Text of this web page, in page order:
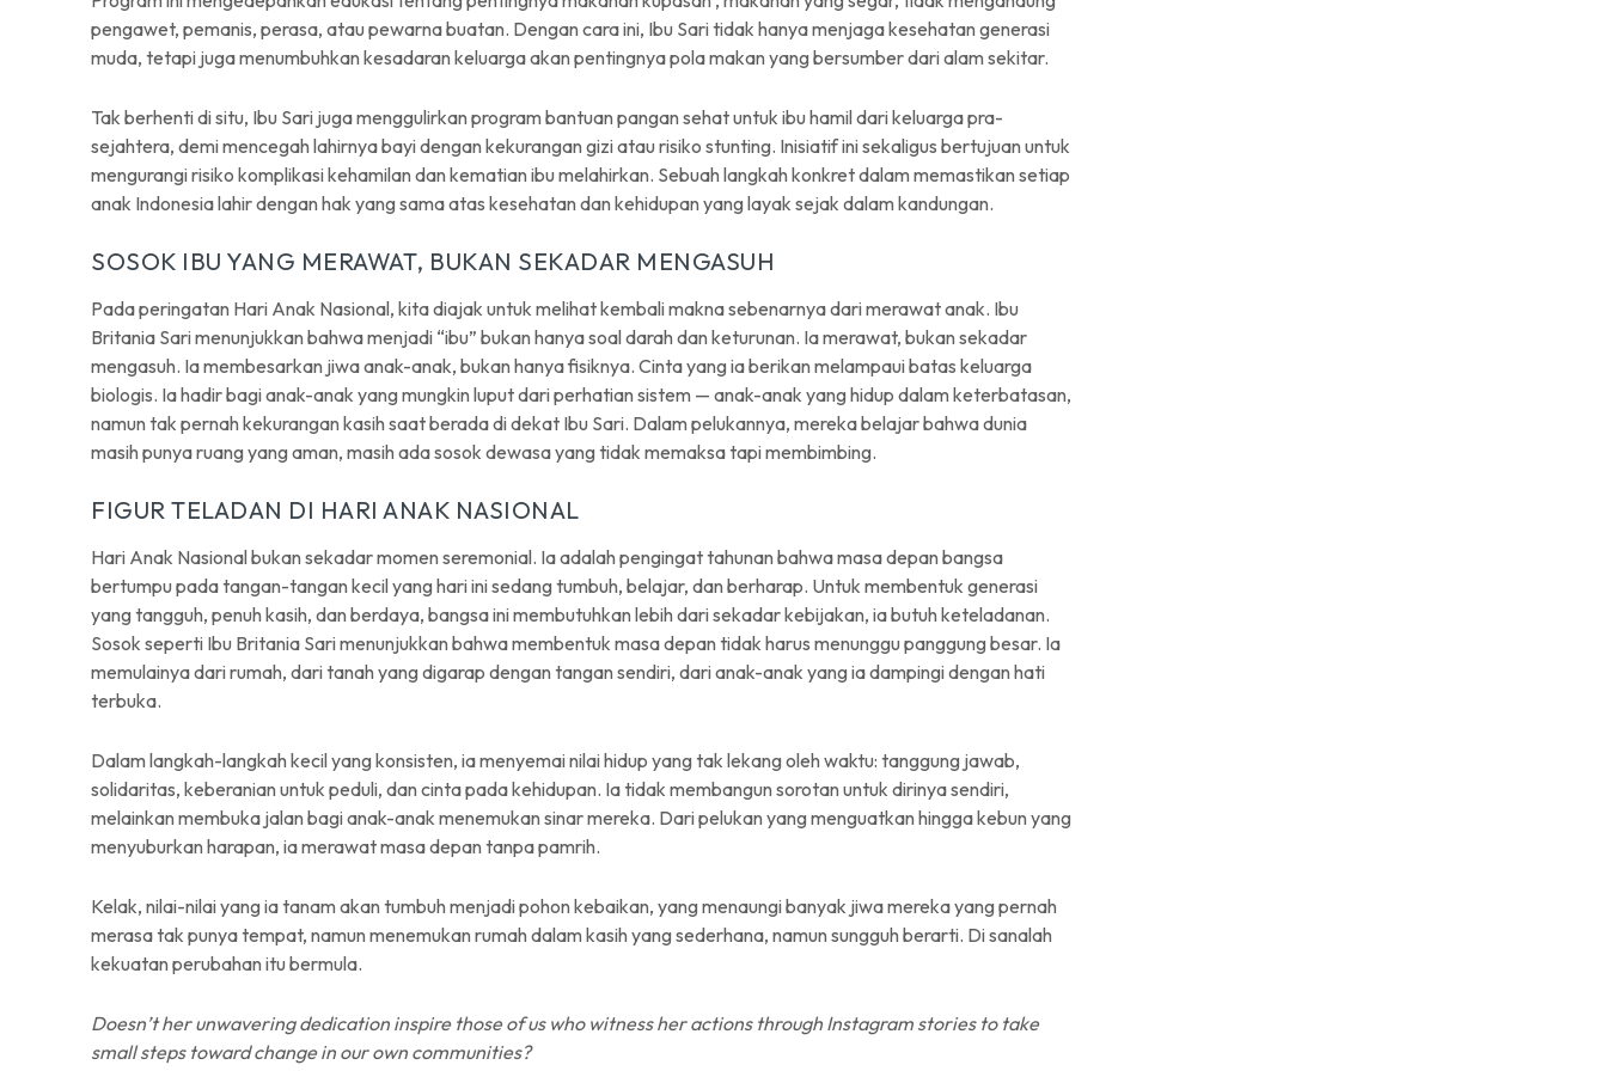
pengawet, pemanis, perasa, atau pewarna buatan. Dengan cara ini, Ibu Sari tidak hanya menjaga kesehatan generasi
muda, tetapi juga menumbuhkan kesadaran keluarga akan pentingnya pola makan yang bersumber dari alam sekitar.
Tak berhenti di situ, Ibu Sari juga menggulirkan program bantuan pangan sehat untuk ibu hamil dari keluarga pra-
sejahtera, demi mencegah lahirnya bayi dengan kekurangan gizi atau risiko stunting. Inisiatif ini sekaligus bertujuan untuk
mengurangi risiko komplikasi kehamilan dan kematian ibu melahirkan. Sebuah langkah konkret dalam memastikan setiap
anak Indonesia lahir dengan hak yang sama atas kesehatan dan kehidupan yang layak sejak dalam kandungan.
SOSOK IBU YANG MERAWAT, BUKAN SEKADAR MENGASUH
Pada peringatan Hari Anak Nasional, kita diajak untuk melihat kembali makna sebenarnya dari merawat anak. Ibu
Britania Sari menunjukkan bahwa menjadi “ibu” bukan hanya soal darah dan keturunan. Ia merawat, bukan sekadar
mengasuh. Ia membesarkan jiwa anak-anak, bukan hanya fisiknya. Cinta yang ia berikan melampaui batas keluarga
biologis. Ia hadir bagi anak-anak yang mungkin luput dari perhatian sistem — anak-anak yang hidup dalam keterbatasan,
namun tak pernah kekurangan kasih saat berada di dekat Ibu Sari. Dalam pelukannya, mereka belajar bahwa dunia
masih punya ruang yang aman, masih ada sosok dewasa yang tidak memaksa tapi membimbing.
FIGUR TELADAN DI HARI ANAK NASIONAL
Hari Anak Nasional bukan sekadar momen seremonial. Ia adalah pengingat tahunan bahwa masa depan bangsa
bertumpu pada tangan-tangan kecil yang hari ini sedang tumbuh, belajar, dan berharap. Untuk membentuk generasi
yang tangguh, penuh kasih, dan berdaya, bangsa ini membutuhkan lebih dari sekadar kebijakan, ia butuh keteladanan.
Sosok seperti Ibu Britania Sari menunjukkan bahwa membentuk masa depan tidak harus menunggu panggung besar. Ia
memulainya dari rumah, dari tanah yang digarap dengan tangan sendiri, dari anak-anak yang ia dampingi dengan hati
terbuka.
Dalam langkah-langkah kecil yang konsisten, ia menyemai nilai hidup yang tak lekang oleh waktu: tanggung jawab,
solidaritas, keberanian untuk peduli, dan cinta pada kehidupan. Ia tidak membangun sorotan untuk dirinya sendiri,
melainkan membuka jalan bagi anak-anak menemukan sinar mereka. Dari pelukan yang menguatkan hingga kebun yang
menyuburkan harapan, ia merawat masa depan tanpa pamrih.
Kelak, nilai-nilai yang ia tanam akan tumbuh menjadi pohon kebaikan, yang menaungi banyak jiwa mereka yang pernah
merasa tak punya tempat, namun menemukan rumah dalam kasih yang sederhana, namun sungguh berarti. Di sanalah
kekuatan perubahan itu bermula.
Doesn’t her unwavering dedication inspire those of us who witness her actions through Instagram stories to take
small steps toward change in our own communities?